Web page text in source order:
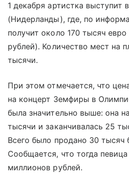
1 декабря артистка выступит
(Нидерланды), где, по
получит около 170 тысяч
рублей). Количество мест на
тысячи.
При этом отмечается, что
на концерт Земфиры в
была значительно выше: она
тысячи и заканчивалась 25
Всего было продано 30 тысяч
Сообщается, что тогда
миллионов рублей.